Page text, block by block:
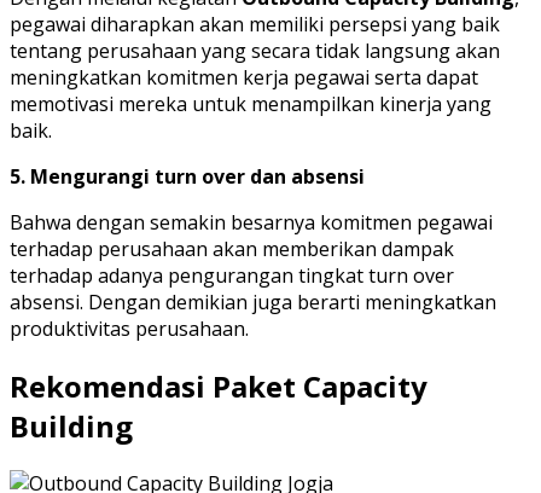
pegawai diharapkan akan memiliki persepsi yang baik
tentang perusahaan yang secara tidak langsung akan
meningkatkan komitmen kerja pegawai serta dapat
memotivasi mereka untuk menampilkan kinerja yang
baik.
5. Mengurangi turn over dan absensi
Bahwa dengan semakin besarnya komitmen pegawai
terhadap perusahaan akan memberikan dampak
terhadap adanya pengurangan tingkat turn over
absensi. Dengan demikian juga berarti meningkatkan
produktivitas perusahaan.
Rekomendasi Paket Capacity
Building